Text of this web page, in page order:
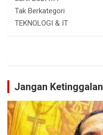
Tak Berkategori
TEKNOLOGI & IT
Jangan Ketinggalan